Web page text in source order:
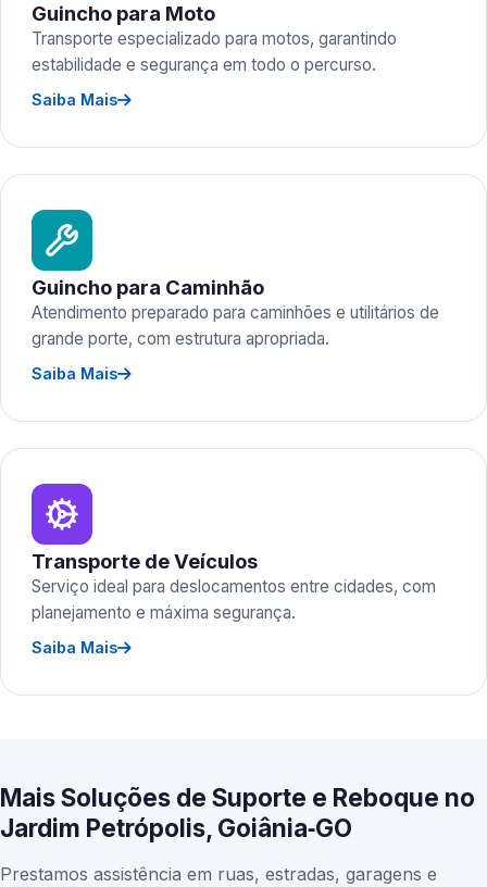
Guincho para Moto
Transporte especializado para motos, garantindo
estabilidade e segurança em todo o percurso.
Saiba Mais
Guincho para Caminhão
Atendimento preparado para caminhões e utilitários de
grande porte, com estrutura apropriada.
Saiba Mais
Transporte de Veículos
Serviço ideal para deslocamentos entre cidades, com
planejamento e máxima segurança.
Saiba Mais
Mais Soluções de Suporte e Reboque no
Jardim Petrópolis, Goiânia‑GO
Prestamos assistência em ruas, estradas, garagens e